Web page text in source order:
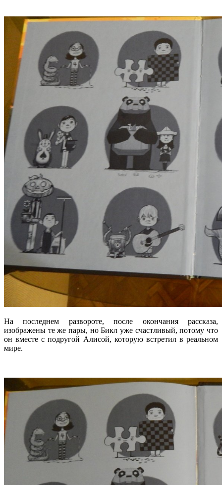
На последнем развороте, после окончания рассказа,
изображены те же пары, но Бикл уже счастливый, потому что
он вместе с подругой Алисой, которую встретил в реальном
мире.